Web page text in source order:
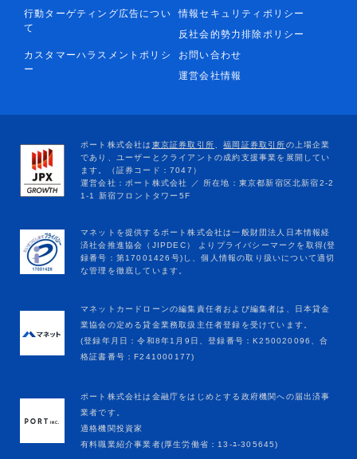
行動ターゲティング広告につい
て
情報セキュリティポリシー
反社会的勢力排除ポリシー
カスタマーハラスメントポリシ
ー
お問い合わせ
運営会社情報
マネットカードローンの編集責任者および編集者は、日本貸金
業協会の定める貸金業務取扱主任者登録を受けています。
(登録年月日：令和8年1月9日、登録番号：K250020096、合
格証書番号：F241000177)
ポート株式会社は金融庁をはじめとする政府機関への届出済事
業者です。
適格機関投資家
有料職業紹介事業者(厚生労働省：13-ﾕ-305645)